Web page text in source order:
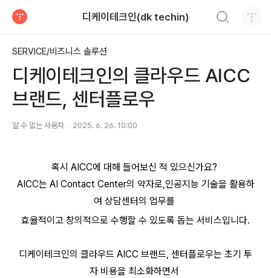
디케이테크인(dk techin)
SERVICE/비즈니스 솔루션
디케이테크인의 클라우드 AICC
브랜드, 센터플로우
알 수 없는 사용자 2025. 6. 26. 10:00
혹시 AICC에 대해 들어보신 적 있으신가요?
AICC는 AI Contact Center의 약자로,인공지능 기술을 활용하
여 상담센터의 업무를
효율적이고 창의적으로 수행할 수 있도록 돕는 서비스입니다.
디케이테크인의 클라우드 AICC 브랜드, 센터플로우는 초기 투
자 비용을 최소화하면서